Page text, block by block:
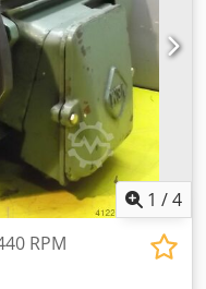
1 /4
RPM